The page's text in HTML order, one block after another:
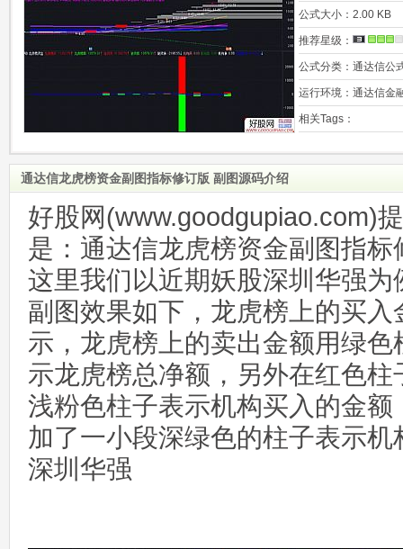
公式大小： 2.00 KB
推荐星级：
公式分类： 通达信公
运行环境： 通达信金
相关Tags：
通达信龙虎榜资金副图指标修订版 副图源码介绍
好股网(www.goodgupiao.com)
是：通达信龙虎榜资金副图指标
这里我们以近期妖股深圳华强
副图效果如下，龙虎榜上的买
示，龙虎榜上的卖出金额用绿
示龙虎榜总净额，另外在红色
浅粉色柱子表示机构买入的金
加了一小段深绿色的柱子表示
深圳华强